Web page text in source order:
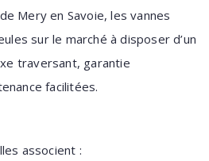
Mery en Savoie, les vannes
sur le marché à disposer d’un
traversant, garantie
facilitées.
associent :